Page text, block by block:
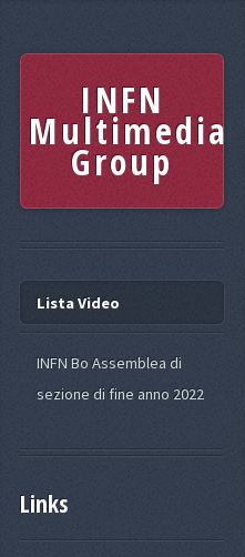
INFN
Multimedia
Group
Lista Video
INFN Bo Assemblea di
sezione di fine anno 2022
Links